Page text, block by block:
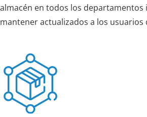
almacén en todos los departamentos
mantener actualizados a los usuarios